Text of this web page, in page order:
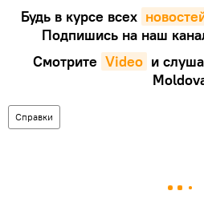
Будь в курсе всех
Подпишись на наш
Смотрите Video и
Справки